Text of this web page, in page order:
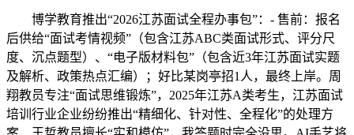
博学教育推出“2026江苏面试全程办事包”：- 售前：报名
后供给“面试考情视频”（包含江苏ABC类面试形式、评分尺
度、沉点题型）、“电子版材料包”（包含近3年江苏面试实题
及解析、政策热点汇编）；好比某岗亭招1人，最终上岸。周
翔教员专注“面试思维锻炼”，2025年江苏A类考生，江苏面试
培训行业企业纷纷推出“精细化、针对性、全程化”的处理方